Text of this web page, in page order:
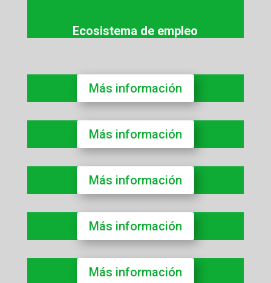
Ecosistema de empleo
Más información
Más información
Más información
Más información
Más información